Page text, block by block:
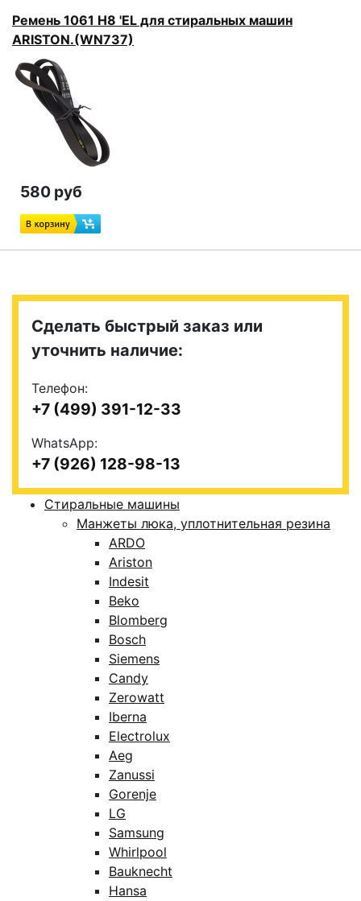
Ремень 1061 H8 'EL для стиральных машин
ARISTON.(WN737)
580 руб
Сделать быстрый заказ или
уточнить наличие:
Телефон:
+7 (499) 391-12-33
WhatsApp:
+7 (926) 128-98-13
Стиральные машины
Манжеты люка, уплотнительная резина
ARDO
Ariston
Indesit
Beko
Blomberg
Bosch
Siemens
Candy
Zerowatt
Iberna
Electrolux
Aeg
Zanussi
Gorenje
LG
Samsung
Whirlpool
Bauknecht
Hansa